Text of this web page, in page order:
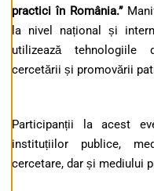
practici în România.”
la nivel național și
utilizează tehnologiile
cercetării și promovării
Participanții la acest
instituțiilor publice,
cercetare, dar și mediului